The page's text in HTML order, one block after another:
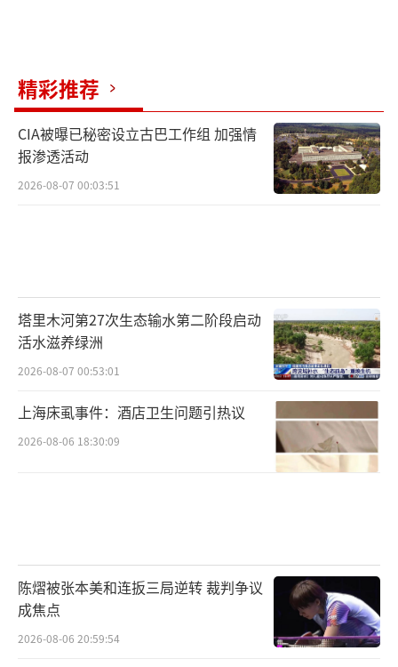
精彩推荐
CIA被曝已秘密设立古巴工作组 加强情
报渗透活动
2026-08-07 00:03:51
塔里木河第27次生态输水第二阶段启动
活水滋养绿洲
2026-08-07 00:53:01
上海床虱事件：酒店卫生问题引热议
2026-08-06 18:30:09
陈熠被张本美和连扳三局逆转 裁判争议
成焦点
2026-08-06 20:59:54